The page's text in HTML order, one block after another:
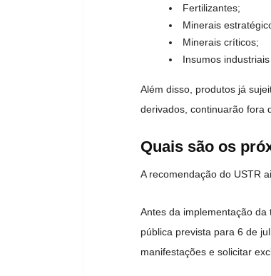
Fertilizantes;
Minerais
Minerais críticos;
Insumos
Além disso, produtos já
derivados, continuarão fora
Quais são os
A recomendação do USTR
Antes da implementação
pública prevista para 6 de
manifestações e solicitar